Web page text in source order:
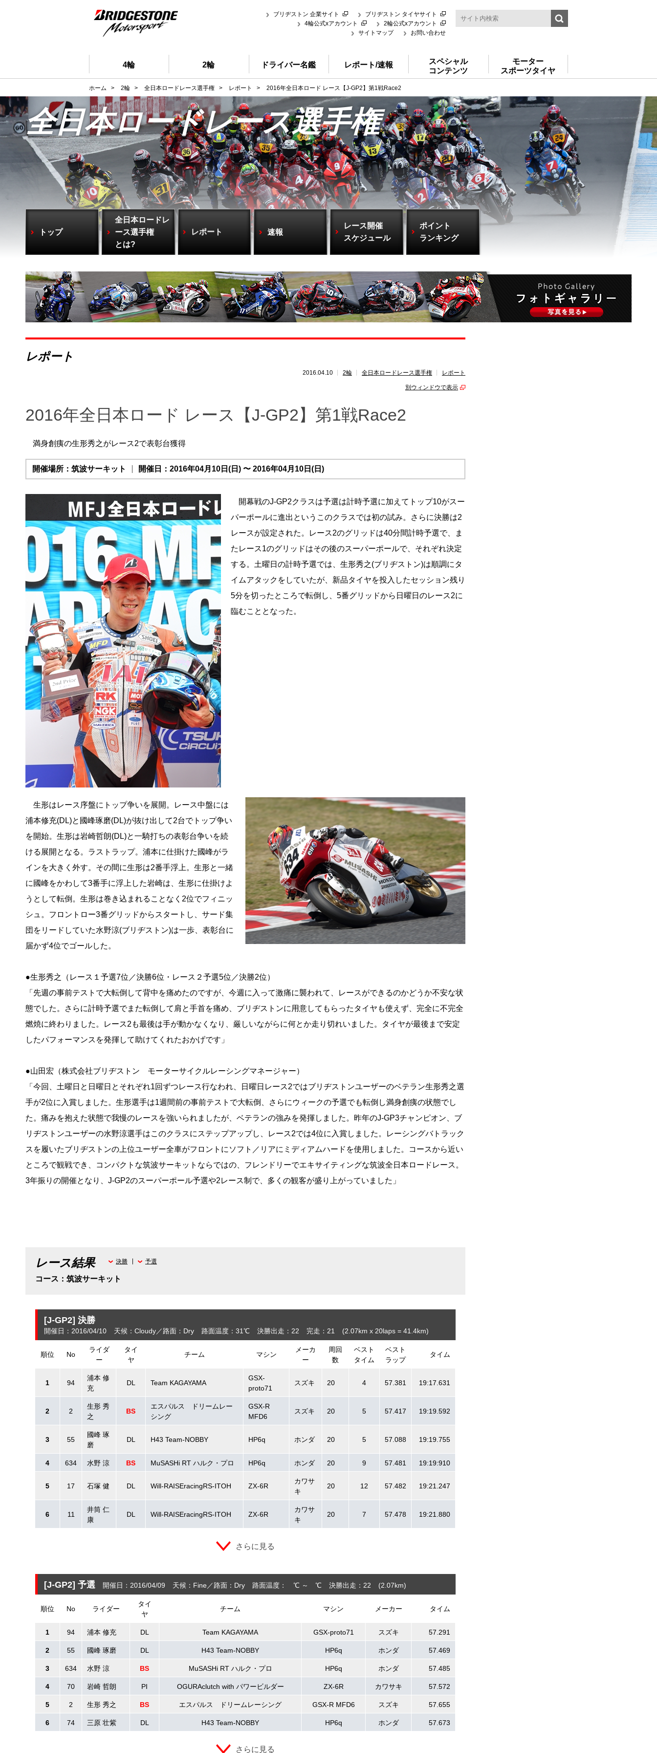
ブリヂストン 企業サイト
ブリヂストン タイヤサイト
4輪公式xアカウント
2輪公式xアカウント
サイトマップ
お問い合わせ
4輪 2輪 ドライバー名鑑 レポート/速報
スペシャル
コンテンツ
モーター
スポーツタイヤ
ホーム > 2輪 > 全日本ロードレース選手権 > レポート > 2016年全日本ロード レース【J-GP2】第1戦Race2
全日本ロードレース選手権
トップ
全日本ロードレ
ース選手権
とは?
レポート 速報
レース開催
スケジュール
ポイント
ランキング
レポート
2016.04.10 2輪 全日本ロードレース選手権 レポート
別ウィンドウで表示
2016年全日本ロード レース【J-GP2】第1戦Race2
満身創痍の生形秀之がレース2で表彰台獲得
開催場所：筑波サーキット 開催日：2016年04月10日(日) 〜 2016年04月10日(日)
開幕戦のJ-GP2クラスは予選は計時予選に加えてトップ10がスー
パーポールに進出というこのクラスでは初の試み。さらに決勝は2
レースが設定された。レース2のグリッドは40分間計時予選で、ま
たレース1のグリッドはその後のスーパーポールで、それぞれ決定
する。土曜日の計時予選では、生形秀之(ブリヂストン)は順調にタ
イムアタックをしていたが、新品タイヤを投入したセッション残り
5分を切ったところで転倒し、5番グリッドから日曜日のレース2に
臨むこととなった。
生形はレース序盤にトップ争いを展開。レース中盤には
浦本修充(DL)と國峰琢磨(DL)が抜け出して2台でトップ争い
を開始。生形は岩崎哲朗(DL)と一騎打ちの表彰台争いを続
ける展開となる。ラストラップ。浦本に仕掛けた國峰がラ
インを大きく外す。その間に生形は2番手浮上。生形と一緒
に國峰をかわして3番手に浮上した岩崎は、生形に仕掛けよ
うとして転倒。生形は巻き込まれることなく2位でフィニッ
シュ。フロントロー3番グリッドからスタートし、サード集
団をリードしていた水野涼(ブリヂストン)は一歩、表彰台に
届かず4位でゴールした。
●生形秀之（レース１予選7位／決勝6位・レース２予選5位／決勝2位）
「先週の事前テストで大転倒して背中を痛めたのですが、今週に入って激痛に襲われて、レースができるのかどうか不安な状
態でした。さらに計時予選でまた転倒して肩と手首を痛め、ブリヂストンに用意してもらったタイヤも使えず、完全に不完全
燃焼に終わりました。レース2も最後は手が動かなくなり、厳しいながらに何とか走り切れいました。タイヤが最後まで安定
したパフォーマンスを発揮して助けてくれたおかげです」
●山田宏（株式会社ブリヂストン モーターサイクルレーシングマネージャー）
「今回、土曜日と日曜日とそれぞれ1回ずつレース行なわれ、日曜日レース2ではブリヂストンユーザーのベテラン生形秀之選
手が2位に入賞しました。生形選手は1週間前の事前テストで大転倒、さらにウィークの予選でも転倒し満身創痍の状態でし
た。痛みを抱えた状態で我慢のレースを強いられましたが、ベテランの強みを発揮しました。昨年のJ-GP3チャンピオン、ブ
リヂストンユーザーの水野涼選手はこのクラスにステップアップし、レース2では4位に入賞しました。レーシングバトラック
スを履いたブリヂストンの上位ユーザー全車がフロントにソフト／リアにミディアムハードを使用しました。コースから近い
ところで観戦でき、コンパクトな筑波サーキットならではの、フレンドリーでエキサイティングな筑波全日本ロードレース。
3年振りの開催となり、J-GP2のスーパーポール予選や2レース制で、多くの観客が盛り上がっていました」
レース結果
コース：筑波サーキット
決勝 予選
[J-GP2] 決勝
開催日：2016/04/10 天候：Cloudy 路面：Dry 路面温度：31℃ 決勝出走：22 完走：21 (2.07km x 20laps = 41.4km)
順位 No
ライダ
ー
タイ
ヤ
チーム マシン
メーカ
ー
周回
数
ベスト
タイム
ベスト
ラップ
タイム
1 94
浦本 修
充
DL Team KAGAYAMA
GSX-
proto71
スズキ 20 4 57.381 19:17.631
2 2
生形 秀
之
BS
エスパルス ドリームレー
シング
GSX-R
MFD6
スズキ 20 5 57.417 19:19.592
3 55
國峰 琢
磨
DL H43 Team-NOBBY HP6q ホンダ 20 5 57.088 19:19.755
4 634 水野 涼 BS MuSASHi RT ハルク・プロ HP6q ホンダ 20 9 57.481 19:19:910
5 17 石塚 健 DL Will-RAISEracingRS-ITOH ZX-6R
カワサ
キ
20 12 57.482 19:21.247
6 11
井筒 仁
康
DL Will-RAISEracingRS-ITOH ZX-6R
カワサ
キ
20 7 57.478 19:21.880
さらに見る
[J-GP2] 予選 開催日：2016/04/09 天候：Fine 路面：Dry 路面温度： ℃ ～ ℃ 決勝出走：22 (2.07km)
順位 No ライダー
タイ
ヤ
チーム マシン メーカー タイム
1 94 浦本 修充 DL Team KAGAYAMA GSX-proto71 スズキ 57.291
2 55 國峰 琢磨 DL H43 Team-NOBBY HP6q ホンダ 57.469
3 634 水野 涼 BS MuSASHi RT ハルク・プロ HP6q ホンダ 57.485
4 70 岩崎 哲朗 PI OGURAclutch with パワービルダー ZX-6R カワサキ 57.572
5 2 生形 秀之 BS エスパルス ドリームレーシング GSX-R MFD6 スズキ 57.655
6 74 三原 壮紫 DL H43 Team-NOBBY HP6q ホンダ 57.673
さらに見る